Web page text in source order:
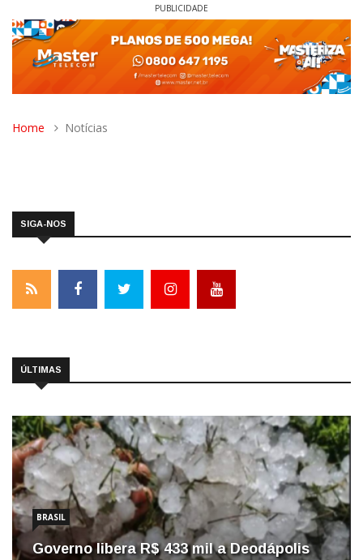
PUBLICIDADE
Home Notícias
SIGA-NOS
ÚLTIMAS
BRASIL
Governo libera R$ 433 mil a Deodápolis